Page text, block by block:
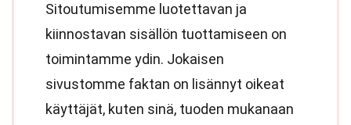
Sitoutumisemme luotettavan ja
kiinnostavan sisällön tuottamiseen on
toimintamme ydin. Jokaisen
sivustomme faktan on lisännyt oikeat
käyttäjät, kuten sinä, tuoden mukanaan